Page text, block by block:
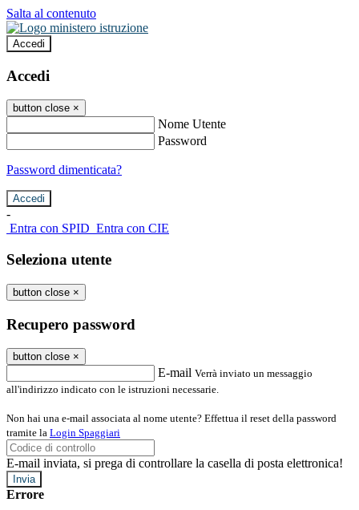
Salta al contenuto
Accedi
Accedi
button close ×
Nome Utente
Password
Password dimenticata?
-
Entra con SPID Entra con CIE
Seleziona utente
button close ×
Recupero password
button close ×
E-mail Verrà inviato un messaggio
all'indirizzo indicato con le istruzioni necessarie.
Non hai una e-mail associata al nome utente? Effettua il reset della password
tramite la Login Spaggiari
E-mail inviata, si prega di controllare la casella di posta elettronica!
Errore